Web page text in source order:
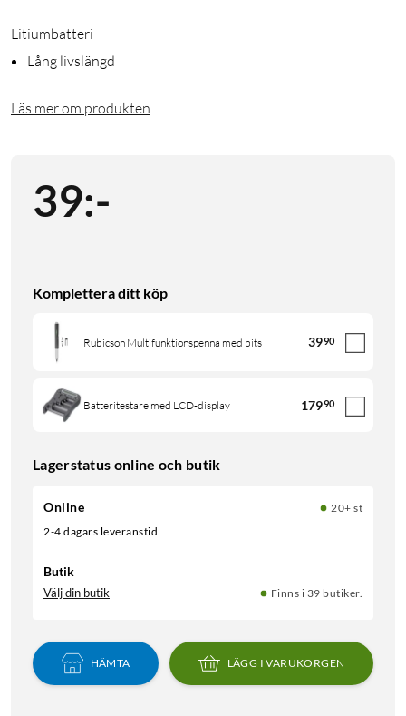
Litiumbatteri
Lång livslängd
Läs mer om produkten
39:-
Komplettera ditt köp
Rubicson Multifunktionspenna med bits 3990
Batteritestare med LCD-display 17990
Lagerstatus online och butik
Online
20+ st
2-4 dagars leveranstid
Butik
Välj din butik Finns i 39 butiker.
HÄMTA LÄGG I VARUKORGEN